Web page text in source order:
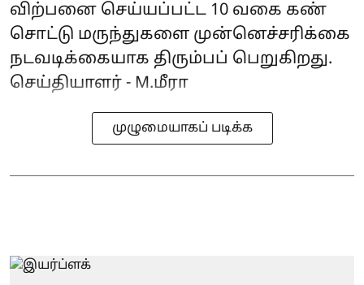
விற்பனை செய்யப்பட்ட 10 வகை கண்
சொட்டு மருந்துகளை முன்னெச்சரிக்கை
நடவடிக்கையாக திரும்பப் பெறுகிறது.
செய்தியாளர் - M.மீரா
முழுமையாகப் படிக்க